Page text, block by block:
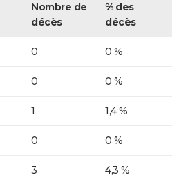
Nombre de
décès
% des
décès
0 0 %
0 0 %
1 1,4 %
0 0 %
3 4,3 %